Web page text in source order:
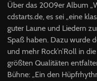
Über das 2009er Album
cdstarts.de, es sei „eine
guter Laune und Liedern
Spaß haben. Dazu wurde
und mehr Rock’n’Roll in
größten Qualitäten
Bühne: „Ein den